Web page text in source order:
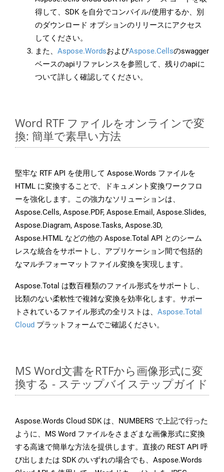
得して、SDK を自分でコンパイル/使用するか、別
のダウンロード オプションのリリースにアクセス
してください。
また、 Aspose.WordsおよびAspose.Cellsのswagger
ベースのapiリファレンスを参照して、残りのapiに
ついて詳しく確認してください。
Word RTF ファイルをオンラインで変
換: 簡単で素早い方法
堅牢な RTF API を使用して Aspose.Words ファイルを
HTML に変換することで、ドキュメント変換ワークフロ
ーを強化します。この強力なソリューションは、
Aspose.Cells, Aspose.PDF, Aspose.Email, Aspose.Slides,
Aspose.Diagram, Aspose.Tasks, Aspose.3D,
Aspose.HTML などの他の Aspose.Total API とのシーム
レスな統合をサポートし、アプリケーション間で包括的
なマルチフォーマットファイル変換を実現します。
Aspose.Total は数百種類のファイル形式をサポートし、
比類のない柔軟性で複雑な変換を効率化します。サポー
トされているファイル形式の全リストは、 Aspose.Total
Cloud プラットフォームでご確認ください。
MS Word文書をRTFから画像形式に変
換する - ステップバイステップガイド
Aspose.Words Cloud SDK は、NUMBERS で上記で行った
ように、MS Word ファイルをさまざまな画像形式に変換
する高速で簡単な方法を提供します。直接の REST API 呼
び出しまたは SDK のいずれの場合でも、Aspose.Words